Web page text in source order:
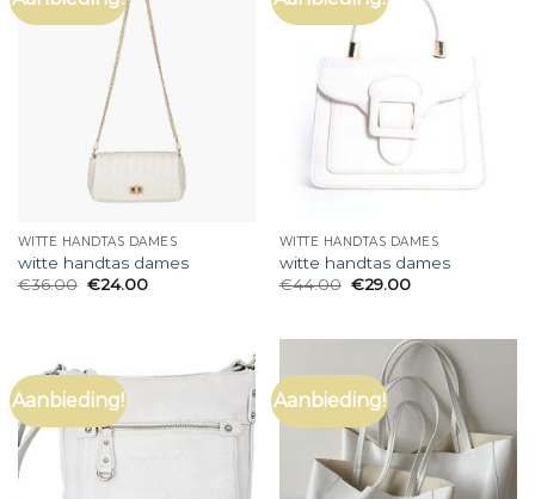
WITTE HANDTAS DAMES
witte handtas dames
€36.00 €24.00
WITTE HANDTAS DAMES
witte handtas dames
€44.00 €29.00
Aanbieding! Aanbieding!